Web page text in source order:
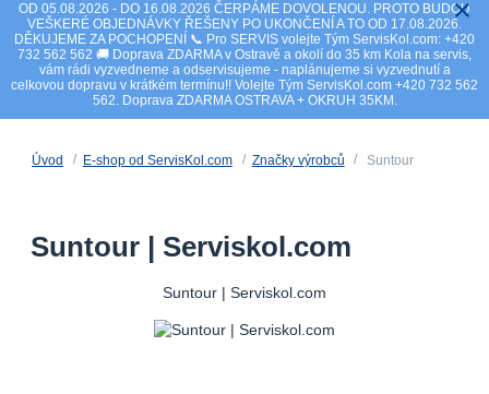
OD 05.08.2026 - DO 16.08.2026 ČERPÁME DOVOLENOU. PROTO BUDOU
VEŠKERÉ OBJEDNÁVKY ŘEŠENY PO UKONČENÍ A TO OD 17.08.2026.
DĚKUJEME ZA POCHOPENÍ 📞 Pro SERVIS volejte Tým ServisKol.com: +420
732 562 562 🚚 Doprava ZDARMA v Ostravě a okolí do 35 km Kola na servis,
vám rádi vyzvedneme a odservisujeme - naplánujeme si vyzvednutí a
celkovou dopravu v krátkém termínu!! Volejte Tým ServisKol.com +420 732 562
562. Doprava ZDARMA OSTRAVA + OKRUH 35KM.
Úvod E-shop od ServisKol.com Značky výrobců Suntour
Suntour | Serviskol.com
Suntour | Serviskol.com